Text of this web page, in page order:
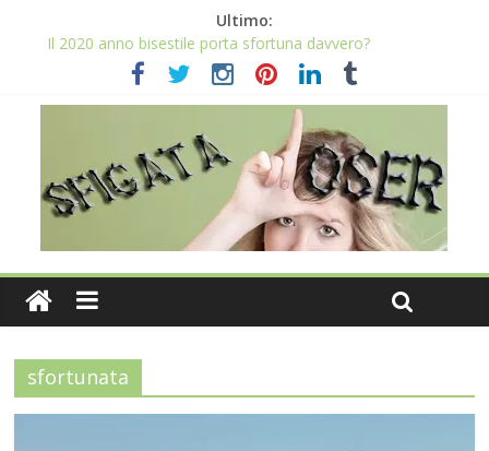
Ultimo:
Il 2020 anno bisestile porta sfortuna davvero?
Buon Anno 2020, un anno senza sfiga
Come gestire la fortuna ai giochi
Qual è il numero più sfortunato? Info e curiosità nel post
La sfortuna mi perseguita anche con la spesa
sfortunata